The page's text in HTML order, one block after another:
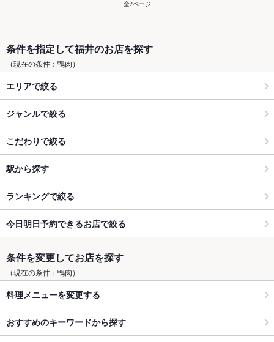
全2ページ
条件を指定して福井のお店を探す
（現在の条件：鴨肉）
エリアで絞る
ジャンルで絞る
こだわりで絞る
駅から探す
ランキングで絞る
今日明日予約できるお店で絞る
条件を変更してお店を探す
（現在の条件：鴨肉）
料理メニューを変更する
おすすめのキーワードから探す